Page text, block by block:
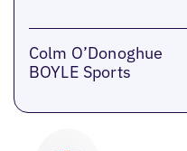
Colm O’Donoghue
BOYLE Sports